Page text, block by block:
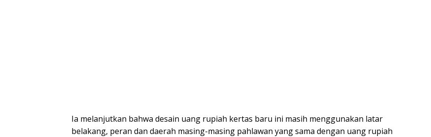
Ia melanjutkan bahwa desain uang rupiah kertas baru ini masih menggunakan latar
belakang, peran dan daerah masing-masing pahlawan yang sama dengan uang rupiah